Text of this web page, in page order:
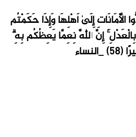
الْأَمَانَاتِ إِلَىٰ أَهْلِهَا وَإِذَا حَكَمْتُم
إِنَّ اللَّهَ نِعِمَّا يَعِظُكُم بِهِ